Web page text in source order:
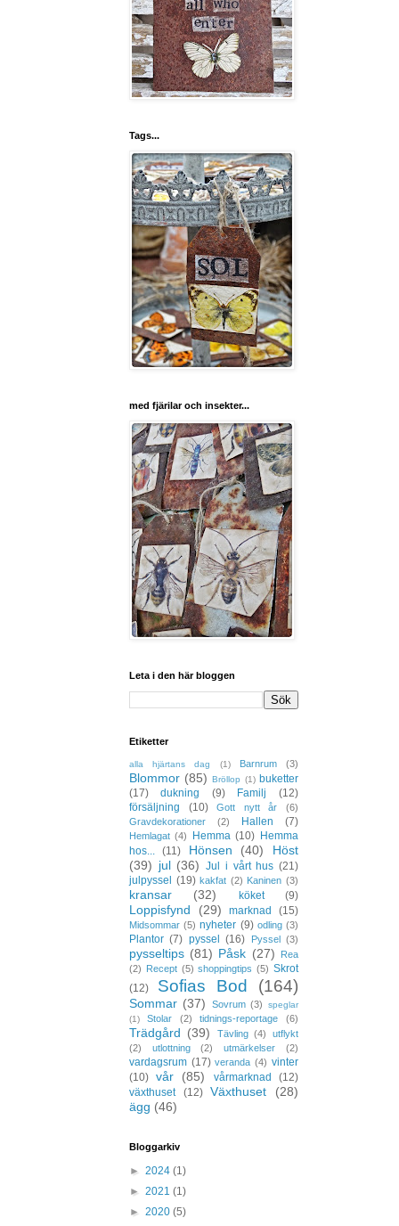
Tags...
med fjärilar och insekter...
Leta i den här bloggen
Etiketter
alla hjärtans dag (1) Barnrum (3)
Blommor (85) Bröllop (1) buketter
(17)
dukning (9) Familj
(12)
försäljning
(10) Gott nytt år
(6)
Gravdekorationer
(2) Hallen (7)
Hemlagat (4) Hemma (10) Hemma
hos...
(11) Hönsen (40)
Höst
(39) jul (36) Jul i vårt hus (21)
julpyssel
(19) kakfat (2) Kaninen (3)
kransar (32) köket (9)
Loppisfynd (29) marknad (15)
Midsommar (5) nyheter (9) odling (3)
Plantor (7) pyssel (16) Pyssel (3)
pysseltips (81) Påsk (27)
Rea
(2) Recept (5) shoppingtips (5) Skrot
(12)
Sofias Bod (164)
Sommar (37) Sovrum (3)
speglar
(1)
Stolar (2) tidnings-reportage (6)
Trädgård (39) Tävling (4)
utflykt
(2)
utlottning (2) utmärkelser (2)
vardagsrum (17) veranda (4) vinter
(10) vår (85) vårmarknad
(12)
växthuset
(12) Växthuset
(28)
ägg (46)
Bloggarkiv
► 2024 (1)
► 2021 (1)
► 2020 (5)